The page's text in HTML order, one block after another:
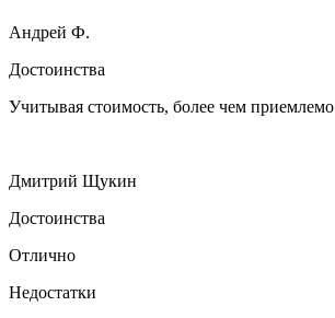
Андрей Ф.
Достоинства
Учитывая стоимость, более чем приемлемо
Дмитрий Щукин
Достоинства
Отлично
Недостатки